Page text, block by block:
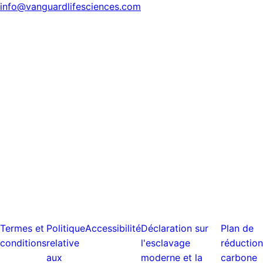
info@vanguardlifesciences.com
Termes et
conditions
Politique
relative
aux
AccessibilitéDéclaration sur
l'esclavage
moderne et la
Plan de
réduction
carbone